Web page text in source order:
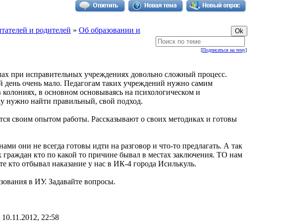
и родителей » Об образовании и
[Подписаться на тему]
при исправительных учреждениях довольно сложный процесс.
очень мало. Педагогам таких учреждений нужно самим
в основном основываясь на психологическом и
нужно найти правильный, свой подход.
опытом работы. Рассказывают о своих методиках и готовы
они не всегда готовы идти на разговор и что-то предлагать. А так
кто по какой то причине бывал в местах заключения. ТО нам
кто отбывал наказание у нас в ИК-4 города Исилькуль.
в ИУ. Задавайте вопросы.
22:58